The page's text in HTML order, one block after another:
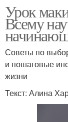
Урок
Всему
Советы по
и пошаговые
жизни
Текст: Алина